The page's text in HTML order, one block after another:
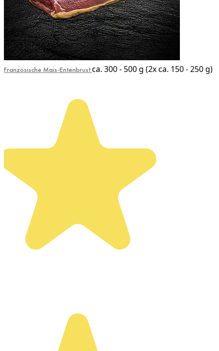
Französische Mais-Entenbrustca. 300 - 500 g (2x ca. 150 - 250 g)